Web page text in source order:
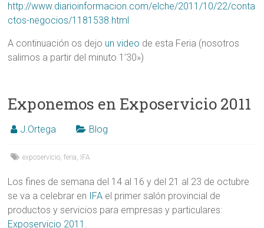
http://www.diarioinformacion.com/elche/2011/10/22/conta
ctos-negocios/1181538.html
A continuación os dejo un video de esta Feria (nosotros
salimos a partir del minuto 1’30»)
Exponemos en Exposervicio 2011
J.Ortega Blog
exposervicio,feria, IFA
Los fines de semana del 14 al 16 y del 21 al 23 de octubre
se va a celebrar en
IFA el primer salón provincial de
productos y servicios para empresas y particulares:
Exposervicio 2011 .